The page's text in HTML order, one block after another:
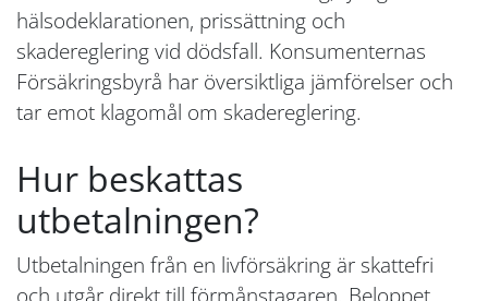
hälsodeklarationen, prissättning och
skadereglering vid dödsfall. Konsumenternas
Försäkringsbyrå har översiktliga jämförelser och
tar emot klagomål om skadereglering.
Hur beskattas
utbetalningen?
Utbetalningen från en livförsäkring är skattefri
och utgår direkt till förmånstagaren. Beloppet